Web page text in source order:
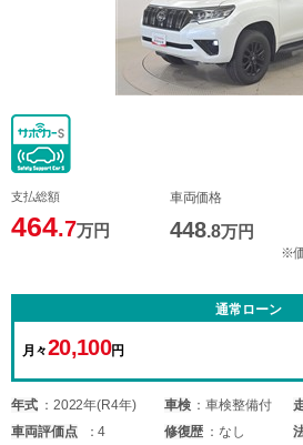
支払総額
464.7万円
車両価格
448.8万円
※
通常ローン
月々20,100円
年式 2022年(R4年) 車検 車検整備付
車両評価点 4 修復歴 なし